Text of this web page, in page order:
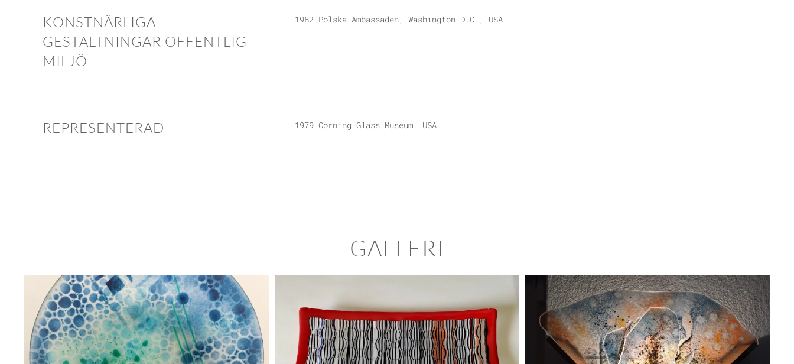
KONSTNÄRLIGA
GESTALTNINGAR OFFENTLIG
MILJÖ
1982 Polska Ambassaden, Washington D.C., USA
REPRESENTERAD 1979 Corning Glass Museum, USA
GALLERI
BLÄDDRA I GALLERI BLÄDDRA I GALLERI BLÄDDRA I GALLERI